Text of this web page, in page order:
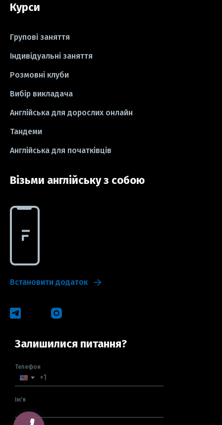
#пісні
#школа #ігри
#СV #резюме
#idioms
Курси
Групові заняття
Індивідуальні заняття
Розмовні клуби
Вибір викладача
Англійська для дорослих онлайн
Тандеми
Англійська для початківців
Візьми англійську з собою
Встановити додаток
Залишилися питання?
Телефон
Ім'я